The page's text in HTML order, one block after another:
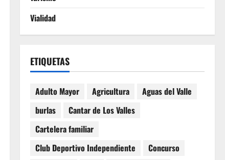
Vialidad
ETIQUETAS
Adulto Mayor Agricultura
Aguas del Valle
burlas
Cantar de Los Valles
Cartelera familiar
Club Deportivo Independiente
Concurso